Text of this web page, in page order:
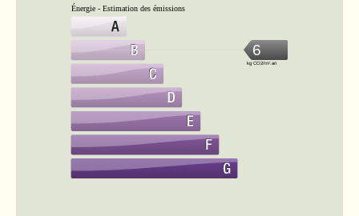
Énergie - Estimation des émissions
6
kg CO2/m².an